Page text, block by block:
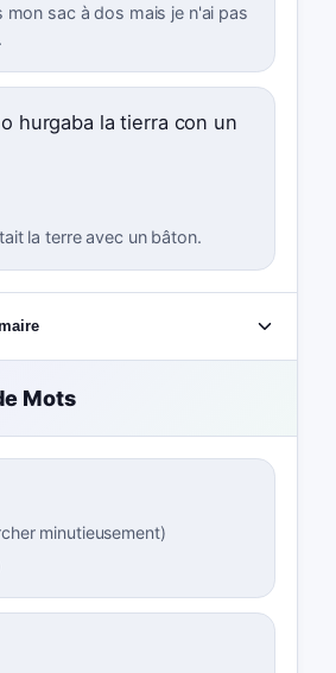
mon sac à dos mais je n'ai pas
hurgaba la tierra con un
la terre avec un bâton.
Mots
minutieusement)